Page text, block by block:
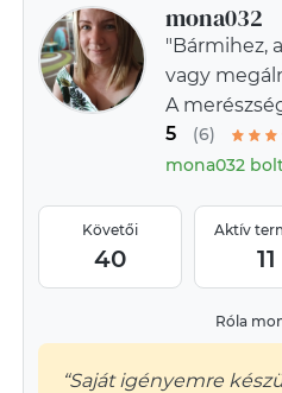
mona032
"Bármihez,
vagy
A
erő és
(Goethe)
5
(6)
mona032
Követői
40
Aktív
11
Róla
“Saját igényemre